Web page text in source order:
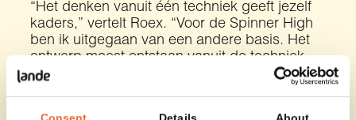
“Het denken vanuit één techniek geeft jezelf
kaders,” vertelt Roex. “Voor de Spinner High
ben ik uitgegaan van een andere basis. Het
ontwerp moest ontstaan vanuit de techniek
zelf – en dat is gelukt. De kruk is volledig